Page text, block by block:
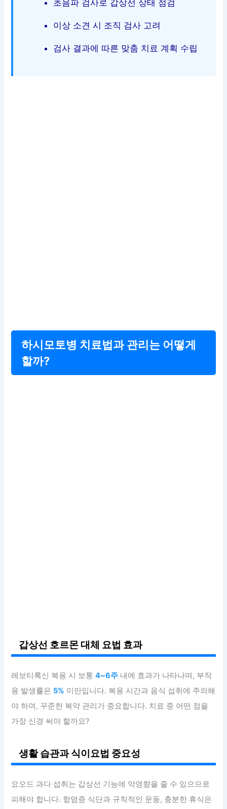
초음파 검사로 갑상선 상태 점검
이상 소견 시 조직 검사 고려
검사 결과에 따른 맞춤 치료 계획 수립
하시모토병 치료법과 관리는 어떻게
할까?
갑상선 호르몬 대체 요법 효과
레보티록신 복용 시 보통4~6주 내에 효과가 나타나며, 부작
용 발생률은 5% 미만입니다. 복용 시간과 음식 섭취에 주의해
야 하며, 꾸준한 복약 관리가 중요합니다. 치료 중 어떤 점을
가장 신경 써야 할까요?
생활 습관과 식이요법 중요성
요오드 과다 섭취는 갑상선 기능에 악영향을 줄 수 있으므로
피해야 합니다. 항염증 식단과 규칙적인 운동, 충분한 휴식은